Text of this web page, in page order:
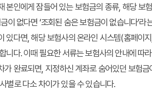
본인에게 잠들어 있는 보험금의 종류, 해당 보
이 없다면 ‘조회된 숨은 보험금이 없습니다’라
있다면, 해당 보험사의 온라인 시스템(홈페이
니다. 이때 필요한 서류는 보험사의 안내에 따
가 완료되면, 지정하신 계좌로 숨어있던 보험
별로 다소 차이가 있을 수 있습니다.